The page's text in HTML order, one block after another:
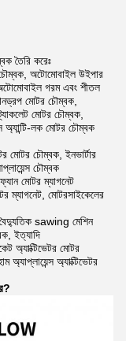
তৈরি করেঃ
অটোমোবাইল উইপার
গরম এবং শীতল
মোটর চৌম্বক,
মোটর চৌম্বক,
লক মোটর চৌম্বক
মোটর চৌম্বক, ইনভার্টার
চৌম্বক
মোটর ম্যাগনেট
ম্যাগনেট, মোটরসাইকেলের
sawing মেশিন
ইত্যাদি
অ্যাক্টিভেটর মোটর
অ্যাপ্লায়েন্স অ্যাক্টিভেটর